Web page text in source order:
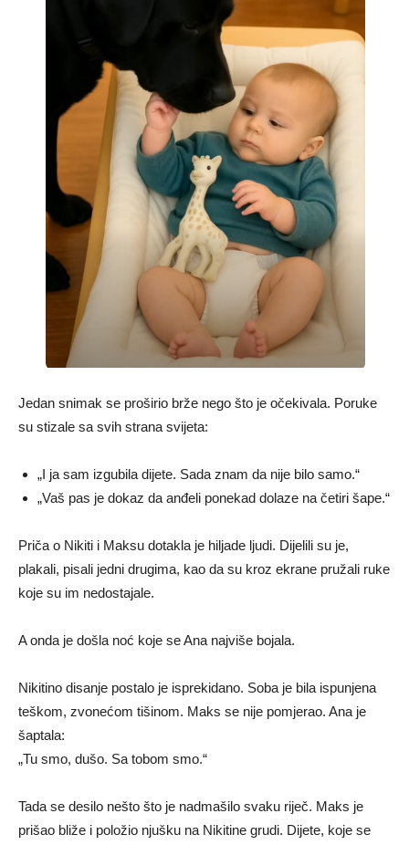
Jedan snimak se proširio brže nego što je očekivala. Poruke
su stizale sa svih strana svijeta:
„I ja sam izgubila dijete. Sada znam da nije bilo samo.“
„Vaš pas je dokaz da anđeli ponekad dolaze na četiri šape.“
Priča o Nikiti i Maksu dotakla je hiljade ljudi. Dijelili su je,
plakali, pisali jedni drugima, kao da su kroz ekrane pružali ruke
koje su im nedostajale.
A onda je došla noć koje se Ana najviše bojala.
Nikitino disanje postalo je isprekidano. Soba je bila ispunjena
teškom, zvonećom tišinom. Maks se nije pomjerao. Ana je
šaptala:
„Tu smo, dušo. Sa tobom smo.“
Tada se desilo nešto što je nadmašilo svaku riječ. Maks je
prišao bliže i položio njušku na Nikitine grudi. Dijete, koje se